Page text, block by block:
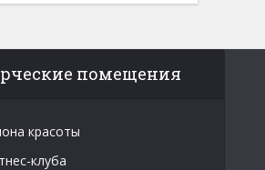
помещения
красоты
клуба